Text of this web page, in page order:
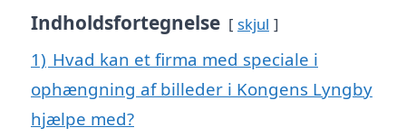
Indholdsfortegnelse skjul
1) Hvad kan et firma med speciale i
ophængning af billeder i Kongens Lyngby
hjælpe med?